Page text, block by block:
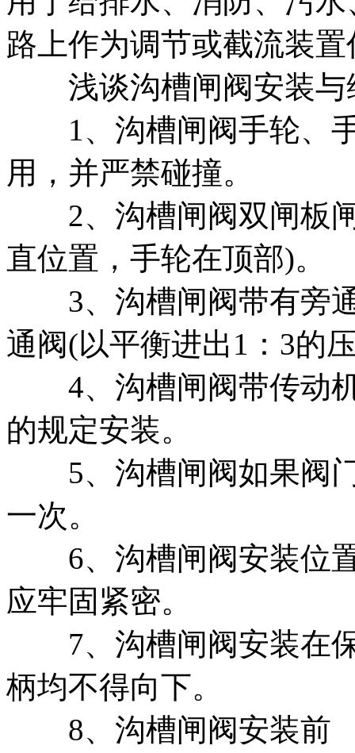
路上作为调节或截流装置
浅谈沟槽闸阀安装与
1、沟槽闸阀手轮、手
用，并严禁碰撞。
2、沟槽闸阀双闸板闸
直位置，手轮在顶部)。
3、沟槽闸阀带有旁通
通阀(以平衡进出1：3的
4、沟槽闸阀带传动机
的规定安装。
5、沟槽闸阀如果阀门
一次。
6、沟槽闸阀安装位
应牢固紧密。
7、沟槽闸阀安装在保
柄均不得向下。
8、沟槽闸阀安装前